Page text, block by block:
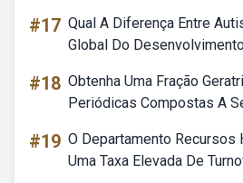
#17 Qual A Diferença Entre
Global Do
#18 Obtenha Uma Fração
Periódicas Compostas A
#19 O Departamento Recursos
Uma Taxa Elevada De